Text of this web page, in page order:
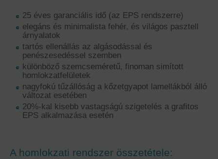
25 éves garanciális idő (az EPS rendszerre)
elegáns és minimalista fehér, és világos pasztell
árnyalatok
tartós ellenállás az algásodással és
penészesedéssel szemben
különböző szemcseméretű, finoman simított
homlokzatfelületek
nagyfokú tűzállóság a kőzetgyapot lamellákból álló
változat esetében
20%-kal kisebb vastagságú szigetelés a grafitos
EPS alkalmazása esetén
A homlokzati rendszer összetétele: